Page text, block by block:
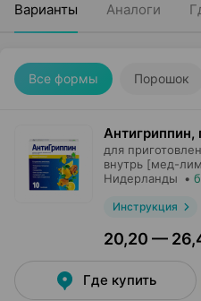
Варианты Аналоги
Все формы Порошок
Антигриппин,
для
внутрь [мед-
Нидерланды •
Инструкция
20,20 —
Где купить